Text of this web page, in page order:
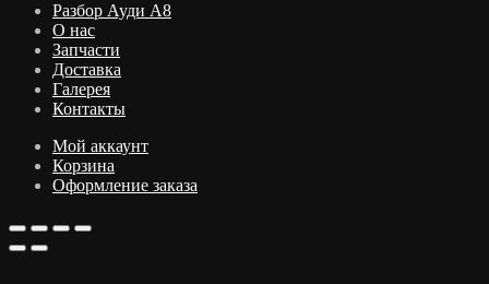
Разбор Ауди А8
О нас
Запчасти
Доставка
Галерея
Контакты
Мой аккаунт
Корзина
Оформление заказа